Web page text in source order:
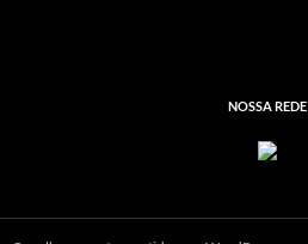
NOSSA REDE